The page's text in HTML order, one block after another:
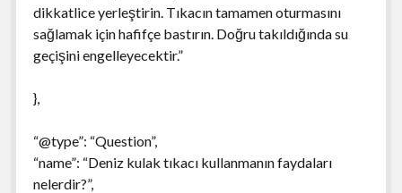
dikkatlice yerleştirin. Tıkacın tamamen oturmasını
sağlamak için hafifçe bastırın. Doğru takıldığında su
geçişini engelleyecektir.”
},
“@type”: “Question”,
“name”: “Deniz kulak tıkacı kullanmanın faydaları
nelerdir?”,